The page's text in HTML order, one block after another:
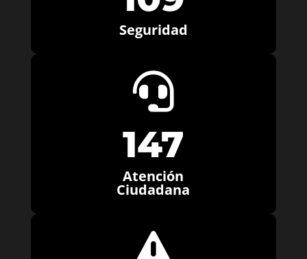
Seguridad

147
Atención
Ciudadana